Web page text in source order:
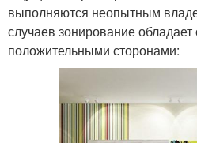
выполняются неопытным
случаев зонирование
положительными сторонами: